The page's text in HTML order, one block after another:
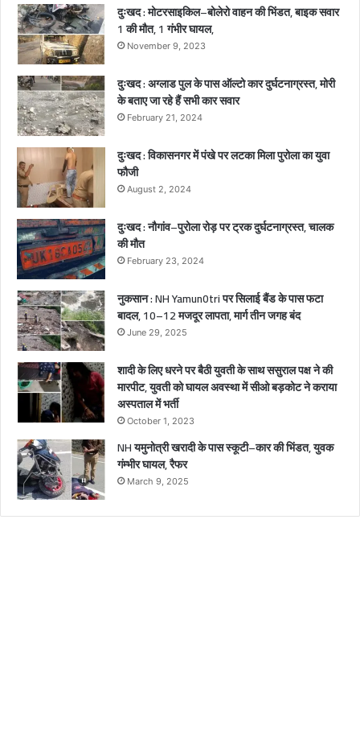
र
त
र
,
दुःखद : मोटरसाइकिल–बोलेरो वाहन की भिंडत, बाइक सवार
1 की मौत, 1 गंभीर घायल,
November 9, 2023
दुःखद : अग्लाड पुल के पास ऑल्टो कार दुर्घटनाग्रस्त, मोरी
के बताए जा रहे हैं सभी कार सवार
February 21, 2024
दुःखद : विकासनगर में पंखे पर लटका मिला पुरोला का युवा
फौजी
August 2, 2024
दुःखद : नौगांव–पुरोला रोड़ पर ट्रक दुर्घटनाग्रस्त, चालक
की मौत
February 23, 2024
नुकसान : NH Yamun0tri पर सिलाई बैंड के पास फटा
बादल, 10–12 मजदूर लापता, मार्ग तीन जगह बंद
June 29, 2025
शादी के लिए धरने पर बैठी युवती के साथ ससुराल पक्ष ने की
मारपीट, युवती को घायल अवस्था में सीओ बड़कोट ने कराया
अस्पताल में भर्ती
October 1, 2023
NH यमुनोत्री खरादी के पास स्कूटी–कार की भिंडत, युवक
गंम्भीर घायल, रैफर
March 9, 2025